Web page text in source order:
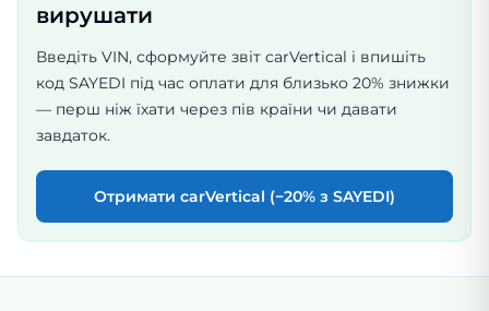
вирушати
Введіть VIN, сформуйте звіт carVertical і впишіть
код SAYEDI під час оплати для близько 20% знижки
— перш ніж їхати через пів країни чи давати
завдаток.
Отримати carVertical (−20% з SAYEDI)